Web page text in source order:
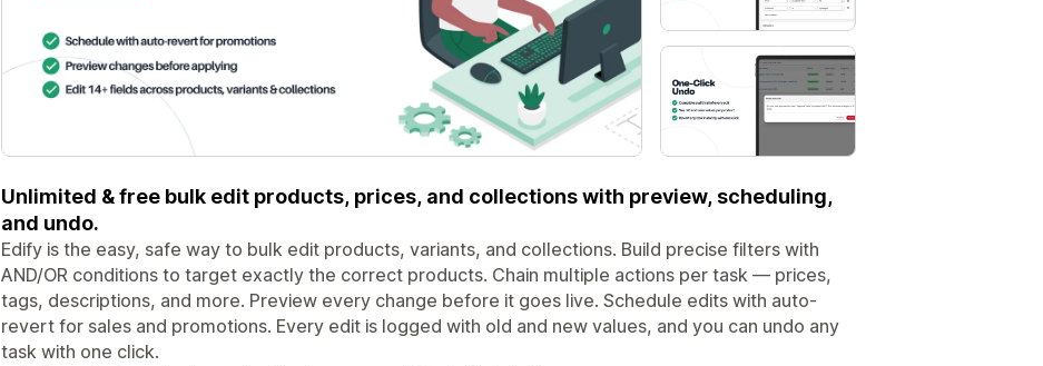
Unlimited & free bulk edit products, prices, and collections with preview, scheduling,
and undo.
Edify is the easy, safe way to bulk edit products, variants, and collections. Build precise filters with
AND/OR conditions to target exactly the correct products. Chain multiple actions per task — prices,
tags, descriptions, and more. Preview every change before it goes live. Schedule edits with auto-
revert for sales and promotions. Every edit is logged with old and new values, and you can undo any
task with one click.